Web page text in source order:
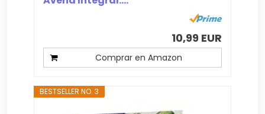
10,99 EUR
Comprar en Amazon
BESTSELLER NO. 3